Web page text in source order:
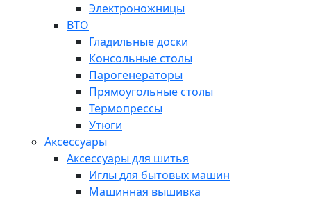
Электроножницы
ВТО
Гладильные доски
Консольные столы
Парогенераторы
Прямоугольные столы
Термопрессы
Утюги
Аксессуары
Аксессуары для шитья
Иглы для бытовых машин
Машинная вышивка